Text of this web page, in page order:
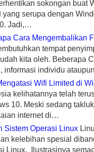
sokongan buat
yang serupa dengan
Jadi,…
Cara Mengembalikan
tempat
kita oleh. Beberapa
informasi individu
Wifi Limited di
kelihatannya telah
10. Meski sedang
internet di…
Sistem Operasi Linux
kelebihan spesial
Linux. Ilustrasinya